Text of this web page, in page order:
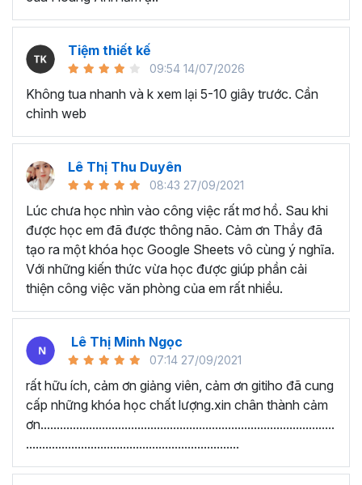
dụng đã lâu nhưng chỉ biết đến các kỹ năng cơ bản,
chưa biết cách tối ưu cho công việc.
Nhân viên văn phòng, người thường xuyên phải làm
việc với dữ liệu, phân tích và báo cáo cho quản lý.
Excel để quản lý dữ liệu, lên kế hoạch tài chính, phân
tích và đưa ra quyết định kinh doanh,...
Sinh viên, giảng viên cần sử dụng Google Sheet
phục vụ mục đích học tập và nghiên cứu, chia sẻ và
quản lý tài liệu, làm bài tập nhóm,...
….
Kết thúc chương trình Google
Sheets này bạn sẽ thành
thạo:
Tổng quan về Google Sheets, cách chia sẻ tài liệu và làm
việc nhóm
Google Sheets Cơ bản - Nhập dữ liệu, kẻ bảng và một số
chức năng cơ bản
Thu thập thông tin và xử lý thông tin bằng các hàm xử lý
dữ liệu
Kiến thức Google Sheets nâng cao
Tiệm thiết kế
09:54 14/07/2026
Không tua nhanh và k xem lại 5-10 giây trước. Cần
chỉnh web
Lê Thị Thu Duyên
08:43 27/09/2021
Lúc chưa học nhìn vào công việc rất mơ hồ. Sau khi
được học em đã được thông não. Cảm ơn Thầy đã
tạo ra một khóa học Google Sheets vô cùng ý nghĩa.
Với những kiến thức vừa học được giúp phần cải
thiện công việc văn phòng của em rất nhiều.
Lê Thị Minh Ngọc
07:14 27/09/2021
rất hữu ích, cảm ơn giảng viên, cảm ơn gitiho đã cung
cấp những khóa học chất lượng.xin chân thành cảm
ơn...........................................................................................
..................................................................